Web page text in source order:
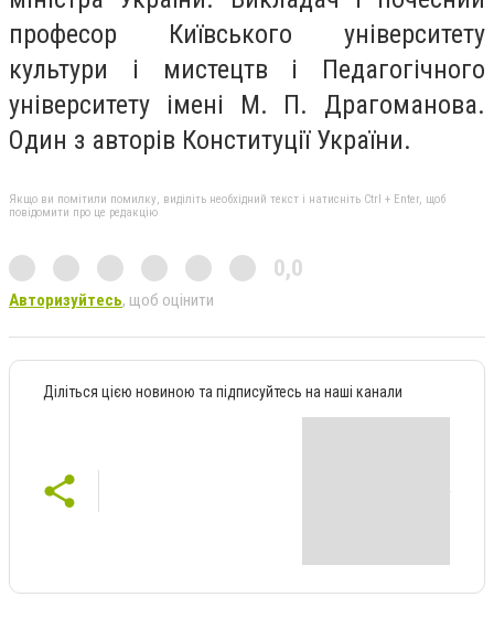
професор Київського університету
культури і мистецтв і Педагогічного
університету імені М. П. Драгоманова.
Один з авторів Конституції України.
Якщо ви помітили помилку, виділіть необхідний текст і натисніть Ctrl + Enter, щоб
повідомити про це редакцію
0,0
Авторизуйтесь, щоб оцінити
Діліться цією новиною та підписуйтесь на наші канали